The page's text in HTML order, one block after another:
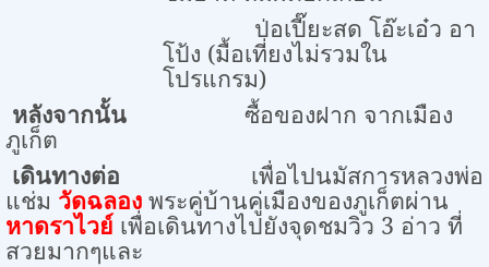
ป่อเปี๊ยะสด โอ๊ะเอ๋ว อา
โป้ง (มื้อเที่ยงไม่รวมใน
โปรแกรม)
หลังจากนั้นซื้อของฝาก จากเมือง
ภูเก็ต
เดินทางต่อ เพื่อไปนมัสการหลวงพ่อ
แช่ม วัดฉลอง พระคู่บ้านคู่เมืองของภูเก็ตผ่าน
หาดราไวย์ เพื่อเดินทางไปยังจุดชมวิว 3 อ่าว ที่
สวยมากๆและ